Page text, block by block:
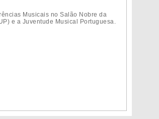
Musicais no Salão Nobre da
e a Juventude Musical Portuguesa.